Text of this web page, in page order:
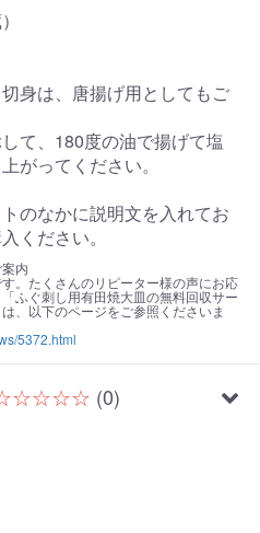
身は、唐揚げ用としてもご
て、180度の油で揚げて塩
がってください。
のなかに説明文を入れてお
ください。
内
。たくさんのリピーター様の声にお応
ふぐ刺し用有田焼大皿の無料回収サー
、以下のページをご参照くださいま
5372.html
(0)